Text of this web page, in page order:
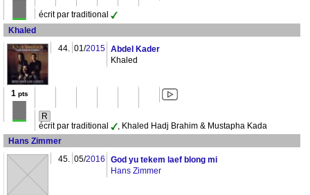
écrit par traditional
Khaled
44. 01/2015 Abdel Kader
Khaled
1 pts
R
écrit par traditional
, Khaled Hadj Brahim & Mustapha Kada
Hans Zimmer
45. 05/2016
God yu tekem laef blong mi
Hans Zimmer